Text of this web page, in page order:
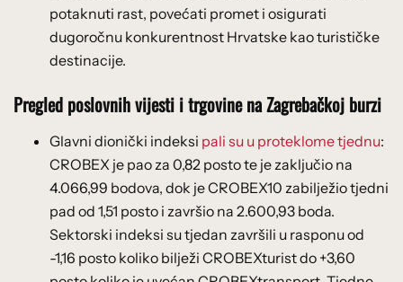
potaknuti rast, povećati promet i osigurati
dugoročnu konkurentnost Hrvatske kao turističke
destinacije.
Pregled poslovnih vijesti i trgovine na Zagrebačkoj burzi
Glavni dionički indeksi pali su u proteklome tjednu:
CROBEX je pao za 0,82 posto te je zaključio na
4.066,99 bodova, dok je CROBEX10 zabilježio tjedni
pad od 1,51 posto i završio na 2.600,93 boda.
Sektorski indeksi su tjedan završili u rasponu od
-1,16 posto koliko bilježi CROBEXturist do +3,60